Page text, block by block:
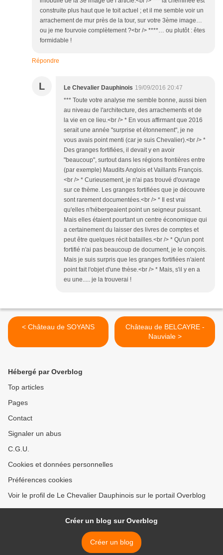
construite plus haut que le toit actuel ; et il me semble voir un
arrachement de mur près de la tour, sur votre 3ème image…
ou je me fourvoie complètement ?<br /> ****… ou plutôt : êtes
formidable !
Répondre
L Le Chevalier Dauphinois 19/09/2016 20:47
*** Toute votre analyse me semble bonne, aussi bien
au niveau de l'architecture, des arrachements et de
la vie en ce lieu.<br /> * En vous affirmant que 2016
serait une année "surprise et étonnement", je ne
vous avais point menti (car je suis Chevalier).<br /> *
Des granges fortifiées, il devait y en avoir
"beaucoup", surtout dans les régions frontières entre
(par exemple) Maudits Anglois et Vaillants François.
<br /> * Curieusement, je n'ai pas trouvé d'ouvrage
sur ce thème. Les granges fortifiées que je découvre
sont rarement documentées.<br /> * Il est vrai
qu'elles n'hébergeaient point un seigneur puissant.
Mais elles étaient pourtant un centre économique qui
a certainement du laisser des livres de comptes et
peut être quelques récit batailles.<br /> * Qu'un pont
fortifié n'ai pas beaucoup de document, je le conçois.
Mais je suis surpris que les granges fortifiées n'aient
point fait l'objet d'une thèse.<br /> * Mais, s'il y en a
eu une..... je la trouverai !
< Château de SOYANS
Château de BELCAYRE -
Nauviale >
Hébergé par Overblog
Top articles
Pages
Contact
Signaler un abus
C.G.U.
Cookies et données personnelles
Préférences cookies
Voir le profil de Le Chevalier Dauphinois sur le portail Overblog
Créer un blog sur Overblog
Créer un blog